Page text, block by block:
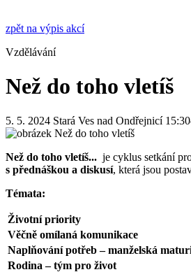
zpět na výpis akcí
Vzdělávání
Než do toho vletíš
5. 5. 2024 Stará Ves nad Ondřejnicí
Než do toho vletíš... je cyklus setkání
s přednáškou a diskusí, která jsou
Témata:
Životní priority
Věčně omílaná komunikace
Naplňování potřeb – manželská
Rodina – tým pro život